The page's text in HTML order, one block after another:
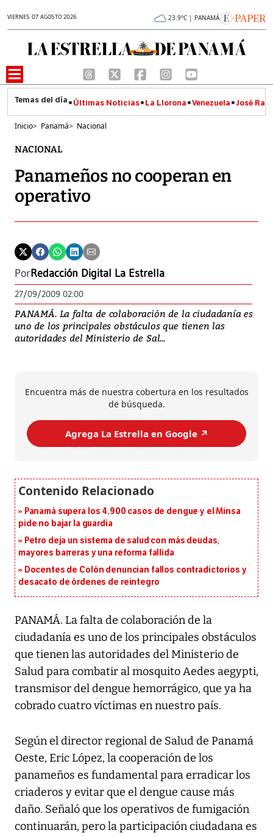
VIERNES 07 AGOSTO 2026 23.9°C | PANAMÁ
Últimas Noticias La Llorona Venezuela José
Inicio> Panamá> Nacional
NACIONAL
Panameños no cooperan en
operativo
PorRedacción Digital La Estrella
27/09/2009 02:00
PANAMÁ. La falta de colaboración de la ciudadanía es
uno de los principales obstáculos que tienen las
autoridades del Ministerio de Sal...
Encuentra más de nuestra cobertura en los resultados
de búsqueda.
Agrega La Estrella en Google ↗️
Panamá supera los 4,900 casos de dengue y el Minsa
pide no bajar la guardia
Petro deja un sistema de salud con más deudas,
mayores barreras y una reforma fallida
Docentes de Colón denuncian fallos contradictorios y
desacato de órdenes de reintegro
PANAMÁ. La falta de colaboración de la
ciudadanía es uno de los principales obstáculos
que tienen las autoridades del Ministerio de
Salud para combatir al mosquito Aedes aegypti,
transmisor del dengue hemorrágico, que ya ha
cobrado cuatro víctimas en nuestro país.
Según el director regional de Salud de Panamá
Oeste, Eric López, la cooperación de los
panameños es fundamental para erradicar los
criaderos y evitar que el dengue cause más
daño. Señaló que los operativos de fumigación
continuarán, pero la participación ciudadana es